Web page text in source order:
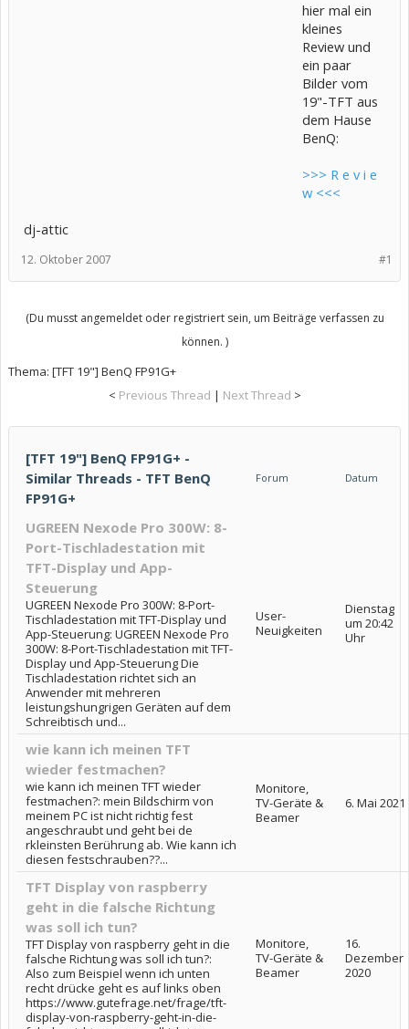
hier mal ein
kleines
Review und
ein paar
Bilder vom
19"-TFT aus
dem Hause
BenQ:
>>> R e v i e
w <<<
dj-attic
#1
12. Oktober 2007
(Du musst angemeldet oder registriert sein, um Beiträge verfassen zu
können. )
Thema: [TFT 19"] BenQ FP91G+
< Previous Thread | Next Thread >
[TFT 19"] BenQ FP91G+ -
Similar Threads - TFT BenQ
FP91G+
Forum Datum
UGREEN Nexode Pro 300W: 8-
Port-Tischladestation mit
TFT-Display und App-
Steuerung
UGREEN Nexode Pro 300W: 8-Port-
Tischladestation mit TFT-Display und
App-Steuerung: UGREEN Nexode Pro
300W: 8-Port-Tischladestation mit TFT-
Display und App-Steuerung Die
Tischladestation richtet sich an
Anwender mit mehreren
leistungshungrigen Geräten auf dem
Schreibtisch und...
User-
Neuigkeiten
Dienstag
um 20:42
Uhr
wie kann ich meinen TFT
wieder festmachen?
wie kann ich meinen TFT wieder
festmachen?: mein Bildschirm von
meinem PC ist nicht richtig fest
angeschraubt und geht bei de
rkleinsten Berührung ab. Wie kann ich
diesen festschrauben??...
Monitore,
TV-Geräte &
Beamer
6. Mai 2021
TFT Display von raspberry
geht in die falsche Richtung
was soll ich tun?
TFT Display von raspberry geht in die
falsche Richtung was soll ich tun?:
Also zum Beispiel wenn ich unten
recht drücke geht es auf links oben
https://www.gutefrage.net/frage/tft-
display-von-raspberry-geht-in-die-
Monitore,
TV-Geräte &
Beamer
16.
Dezember
2020